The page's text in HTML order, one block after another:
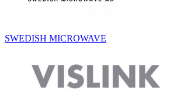
SWEDISH MICROWAVE